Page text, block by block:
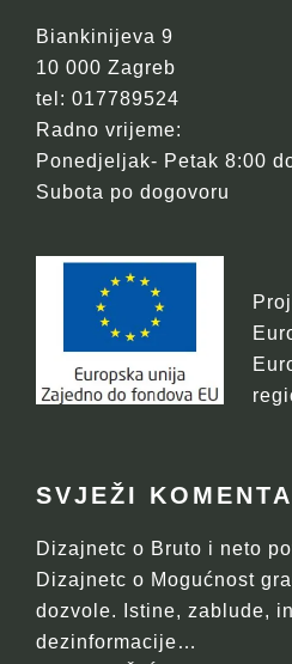
Biankinijeva 9
10 000 Zagreb
tel: 017789524
Radno vrijeme:
Ponedjeljak- Petak 8:00
Subota po dogovoru
SVJEŽI
Dizajnetc o Bruto i neto
Dizajnetc o Mogućnost
dozvole. Istine, zablude,
dezinformacije…